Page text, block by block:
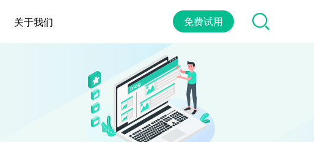
关于我们 免费试用